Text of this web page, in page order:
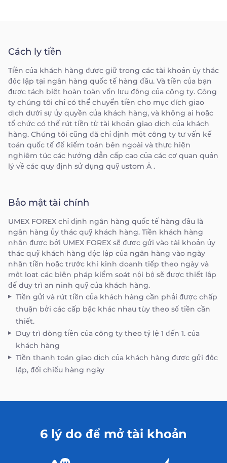
Cách ly tiền
Tiền của khách hàng được giữ trong các tài khoản ủy thác
độc lập tại ngân hàng quốc tế hàng đầu. Và tiền của bạn
được tách biệt hoàn toàn vốn lưu động của công ty. Công
ty chúng tôi chỉ có thể chuyển tiền cho mục đích giao
dịch dưới sự ủy quyền của khách hàng, và không ai hoặc
tổ chức có thể rút tiền từ tài khoản giao dịch của khách
hàng. Chúng tôi cũng đã chỉ định một công ty tư vấn kế
toán quốc tế để kiểm toán bên ngoài và thực hiện
nghiêm túc các hướng dẫn cấp cao của các cơ quan quản
lý về các quy định sử dụng quỹ ustom Ä .
Bảo mật tài chính
UMEX FOREX chỉ định ngân hàng quốc tế hàng đầu là
ngân hàng ủy thác quỹ khách hàng. Tiền khách hàng
nhận được bởi UMEX FOREX sẽ được gửi vào tài khoản ủy
thác quỹ khách hàng độc lập của ngân hàng vào ngày
nhận tiền hoặc trước khi kinh doanh tiếp theo ngày và
một loạt các biện pháp kiểm soát nội bộ sẽ được thiết lập
để duy trì an ninh quỹ của khách hàng.
Tiền gửi và rút tiền của khách hàng cần phải được chấp
thuận bởi các cấp bậc khác nhau tùy theo số tiền cần
thiết.
Duy trì dòng tiền của công ty theo tỷ lệ 1 đến 1. của
khách hàng
Tiền thanh toán giao dịch của khách hàng được gửi độc
lập, đối chiếu hàng ngày
6 lý do để mở tài khoản